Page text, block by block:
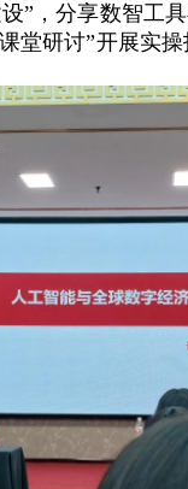
”，分享数智工
堂研讨”开展实